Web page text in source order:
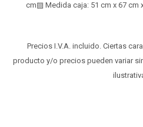
cm▨ Medida caja: 51 cm x 67 cm
Precios I.V.A. incluido. Ciertas
producto y/o precios pueden variar